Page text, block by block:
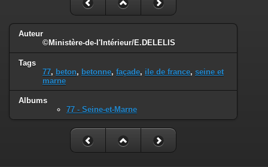
Auteur
©Ministère-de-l'Intérieur/E.DELELIS
Tags
77, beton, betonne, façade, ile de france, seine et
marne
Albums
77 - Seine-et-Marne